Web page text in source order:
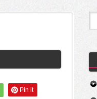
Pin it